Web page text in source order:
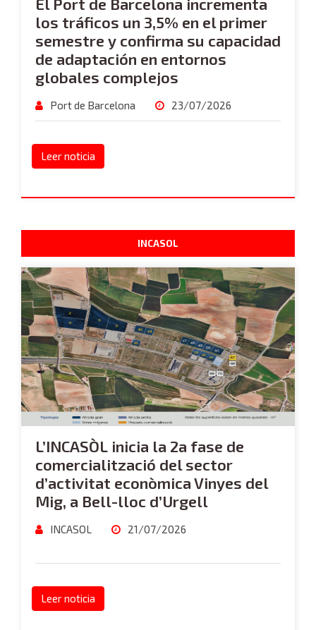
los tráficos un 3,5% en el primer
semestre y confirma su capacidad
de adaptación en entornos
globales complejos
Port de Barcelona 23/07/2026
Leer noticia
INCASOL
L’INCASÒL inicia la 2a fase de
comercialització del sector
d’activitat econòmica Vinyes del
Mig, a Bell-lloc d’Urgell
INCASOL 21/07/2026
Leer noticia